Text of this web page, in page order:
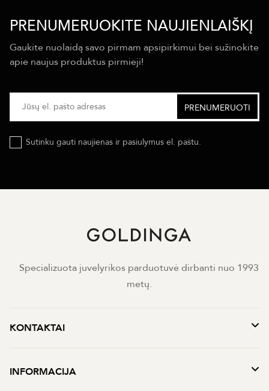
PRENUMERUOKITE NAUJIENLAIŠKĮ
Gaukite nuolaidą savo pirmam apsipirkimui bei sužinokite
apie naujus produktus pirmieji!
Sutinku gauti naujienas ir pasiulymus el. paštu.
Specializuota juvelyrikos parduotuvė dirbanti nuo 1993
metų.
KONTAKTAI
INFORMACIJA